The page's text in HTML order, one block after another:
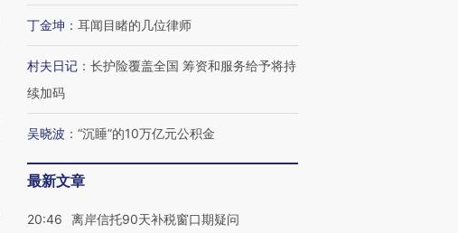
丁金坤 ： 耳闻目睹的几位律师
村夫日记 ： 长护险覆盖全国 筹资和服务给予将持
续加码
吴晓波 ： “沉睡”的10万亿元公积金
最新文章
20:46 离岸信托90天补税窗口期疑问